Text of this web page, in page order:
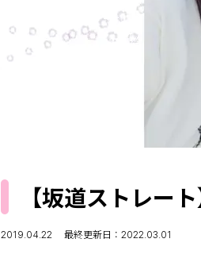
【坂道ストレー
2019.04.22 最終更新日：2022.03.01